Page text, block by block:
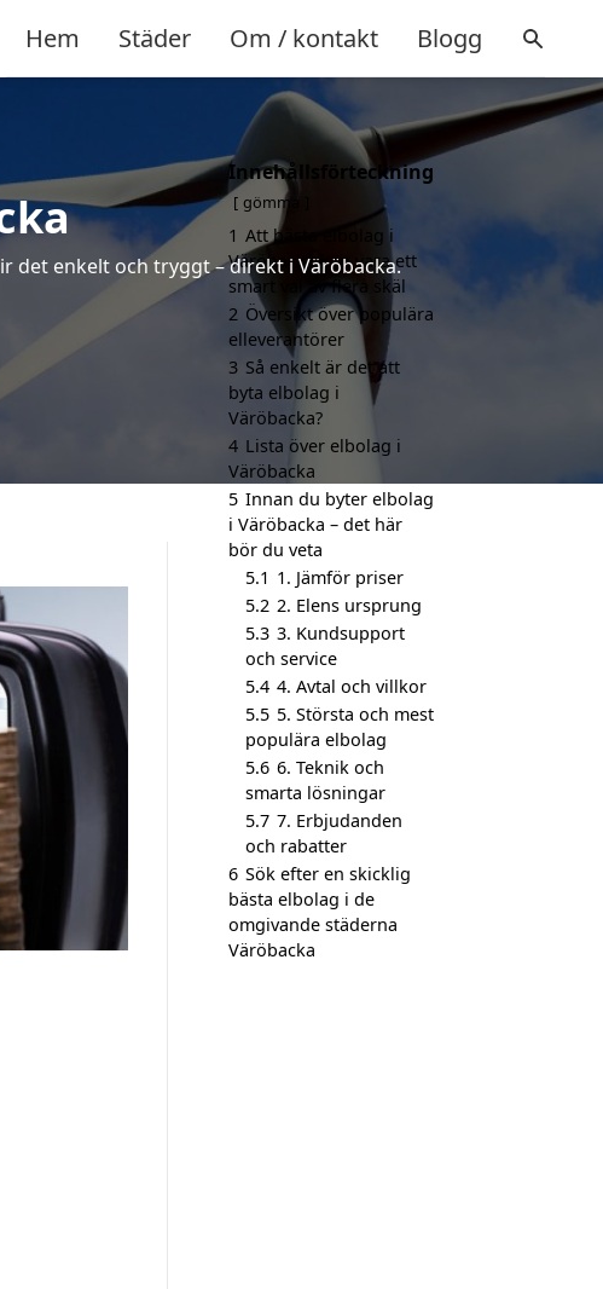
Hem Städer Om / kontakt Blogg
det enkelt och tryggt – direkt i Väröbacka.
Innehållsförteckning
gömma
1 Att bästa elbolag i
Väröbacka kan vara ett
smart val av flera skäl
2 Översikt över populära
elleverantörer
3 Så enkelt är det att
byta elbolag i
Väröbacka?
4 Lista över elbolag i
Väröbacka
5 Innan du byter elbolag
i Väröbacka – det här
bör du veta
5.1 1. Jämför priser
5.2 2. Elens ursprung
5.3 3. Kundsupport
och service
5.4 4. Avtal och villkor
5.5 5. Största och mest
populära elbolag
5.6 6. Teknik och
smarta lösningar
5.7 7. Erbjudanden
och rabatter
6 Sök efter en skicklig
bästa elbolag i de
omgivande städerna
Väröbacka